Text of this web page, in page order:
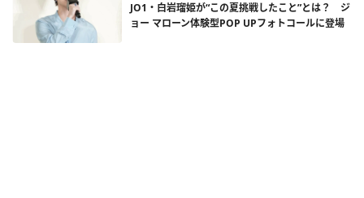
JO1・白岩瑠姫が“この夏挑戦したこと”とは？ ジ
ョー マローン体験型POP UPフォトコールに登場